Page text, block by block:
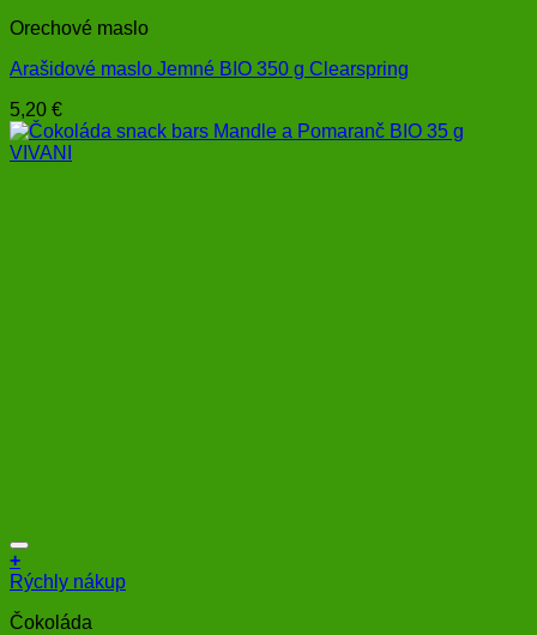
Orechové maslo
Arašidové maslo Jemné BIO 350 g Clearspring
5,20 €
+
Rýchly nákup
Čokoláda